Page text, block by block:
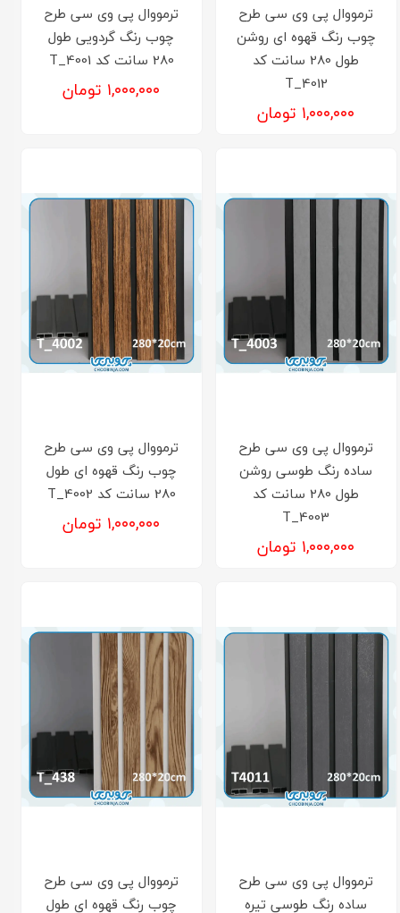
ترمووال پی وی سی طرح
چوب رنگ قهوه ای روشن
طول 280 سانت کد
T_4012
۱,۰۰۰,۰۰۰ تومان
ترمووال پی وی سی طرح
چوب رنگ گردویی طول
280 سانت کد T_4001
۱,۰۰۰,۰۰۰ تومان
ترمووال پی وی سی طرح
ساده رنگ طوسی روشن
طول 280 سانت کد
T_4003
۱,۰۰۰,۰۰۰ تومان
ترمووال پی وی سی طرح
چوب رنگ قهوه ای طول
280 سانت کد T_4002
۱,۰۰۰,۰۰۰ تومان
ترمووال پی وی سی طرح
ساده رنگ طوسی تیره
ترمووال پی وی سی طرح
چوب رنگ قهوه ای طول